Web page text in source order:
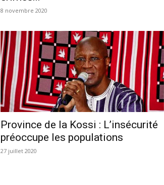
8 novembre 2020
Province de la Kossi : L’insécurité
préoccupe les populations
27 juillet 2020